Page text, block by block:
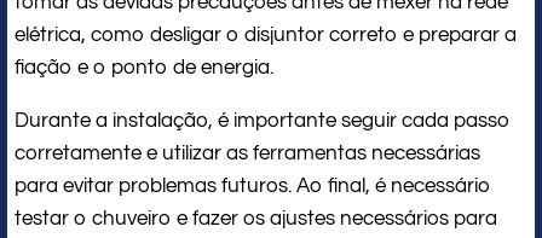
elétrica, como desligar o disjuntor correto e preparar a
fiação e o ponto de energia.
Durante a instalação, é importante seguir cada passo
corretamente e utilizar as ferramentas necessárias
para evitar problemas futuros. Ao final, é necessário
testar o chuveiro e fazer os ajustes necessários para